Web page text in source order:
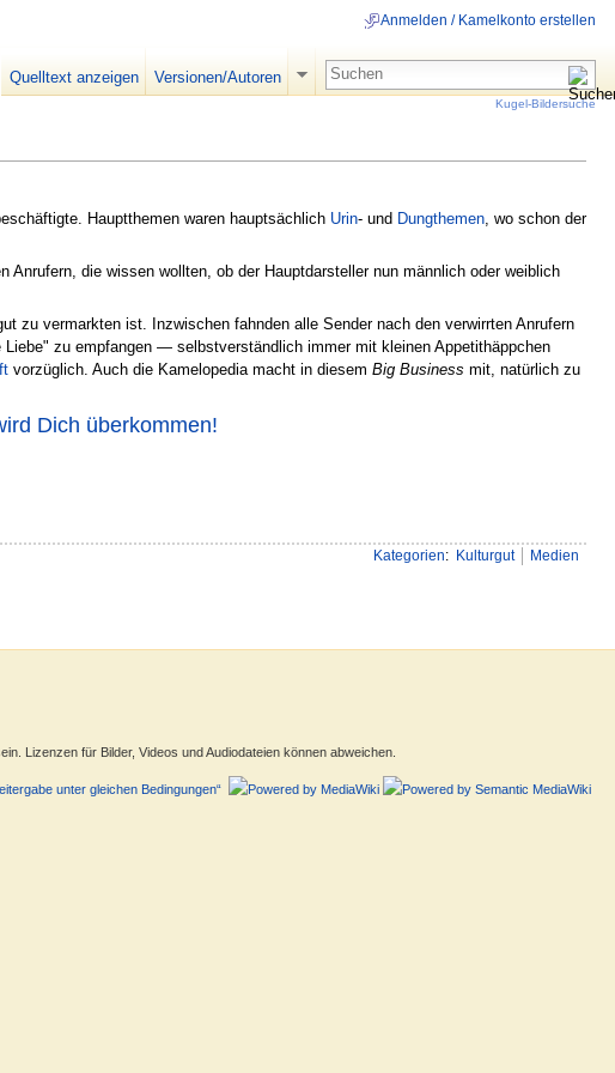
Hauptthemen waren hauptsächlich Urin- und Dungthemen , wo schon der
die wissen wollten, ob der Hauptdarsteller nun männlich oder weiblich
zu vermarkten ist. Inzwischen fahnden alle Sender nach den verwirrten Anrufern
zu empfangen — selbstverständlich immer mit kleinen Appetithäppchen
vorzüglich. Auch die Kamelopedia macht in diesem Big Business mit, natürlich zu
Dich überkommen!
Kategorien: Kulturgut Medien
Anmelden / Kamelkonto erstellen
Quelltext anzeigen Versionen/Autoren
Kugel-Bildersuche
Lizenzen für Bilder, Videos und Audiodateien können abweichen.